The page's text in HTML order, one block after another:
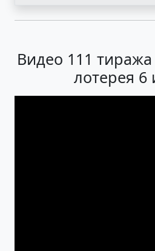
Видео 111
лотерея 6